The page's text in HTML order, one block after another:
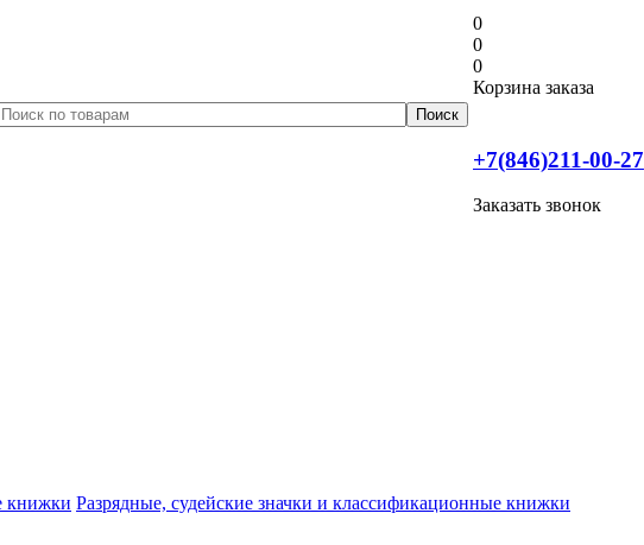
0
0
0
Корзина заказа
+7(846)211-00-27
Заказать звонок
Разрядные, судейские значки и классификационные книжки